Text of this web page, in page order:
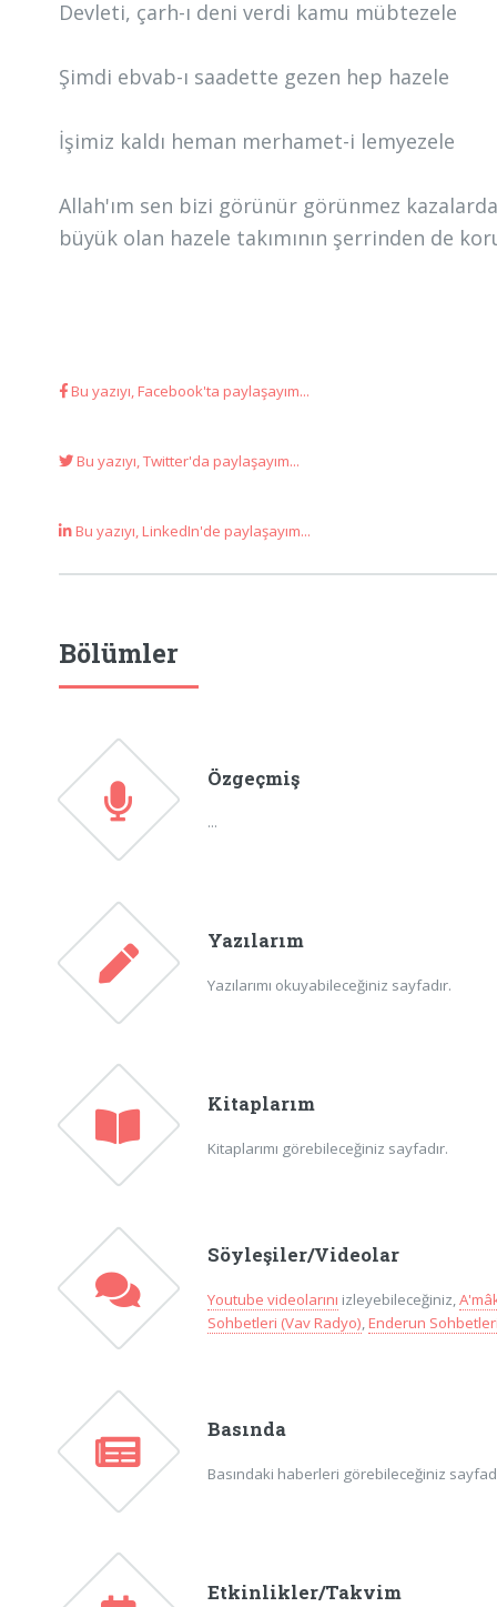
Devleti, çarh-ı deni verdi kamu mübtezele
Şimdi ebvab-ı saadette gezen hep hazele
İşimiz kaldı heman merhamet-i lemyezele
Allah'ım sen bizi görünür görünmez
büyük olan hazele takımının şerrinden de
Bu yazıyı, Facebook'ta paylaşayım...
Bu yazıyı, Twitter'da paylaşayım...
Bu yazıyı, LinkedIn'de paylaşayım...
Bölümler
Özgeçmiş
...
Yazılarım
Yazılarımı okuyabileceğiniz sayfadır.
Kitaplarım
Kitaplarımı görebileceğiniz sayfadır.
Söyleşiler/Videolar
Youtube videolarını izleyebileceğiniz,
Sohbetleri (Vav Radyo),Enderun
Basında
Basındaki haberleri görebileceğiniz
Etkinlikler/Takvim